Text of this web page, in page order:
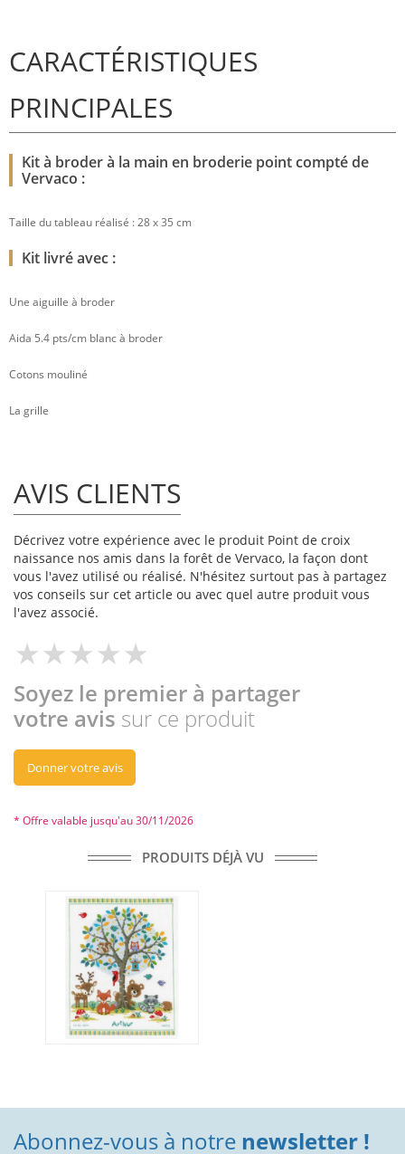
CARACTÉRISTIQUES
PRINCIPALES
Kit à broder à la main en broderie point compté de
Vervaco :
Taille du tableau réalisé : 28 x 35 cm
Kit livré avec :
Une aiguille à broder
Aida 5.4 pts/cm blanc à broder
Cotons mouliné
La grille
AVIS CLIENTS
Décrivez votre expérience avec le produit Point de croix
naissance nos amis dans la forêt de Vervaco, la façon dont
vous l'avez utilisé ou réalisé. N'hésitez surtout pas à partagez
vos conseils sur cet article ou avec quel autre produit vous
l'avez associé.
Soyez le premier à partager
votre avis sur ce produit
Donner votre avis
* Offre valable jusqu'au 30/11/2026
PRODUITS DÉJÀ VU
Abonnez-vous à notre newsletter !